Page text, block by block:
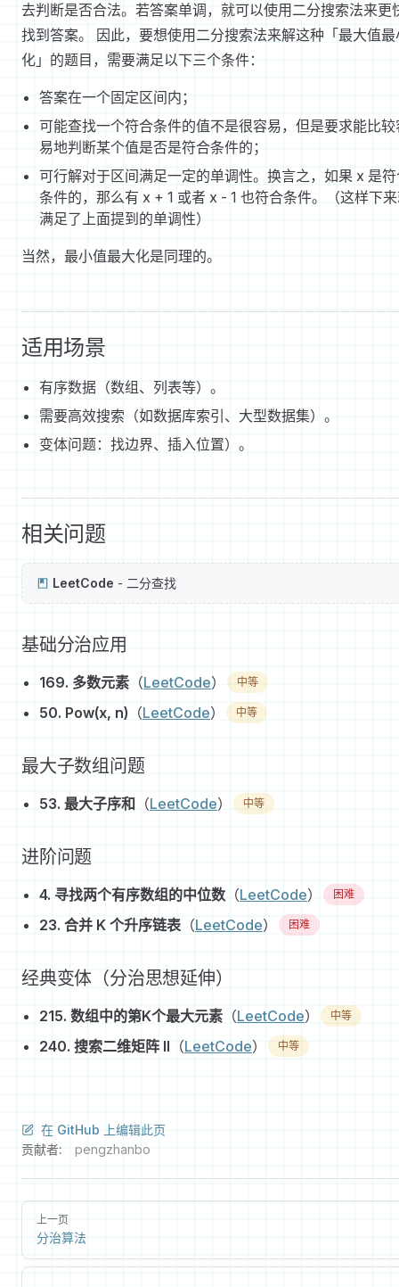
去判断是否合法。若答案单调，就可以使用二分搜索法来更
找到答案。 因此，要想使用二分搜索法来解这种「最大值最
化」的题目，需要满足以下三个条件：
答案在一个固定区间内；
可能查找一个符合条件的值不是很容易，但是要求能比较
易地判断某个值是否是符合条件的；
可行解对于区间满足一定的单调性。换言之，如果 x 是
条件的，那么有 x + 1 或者 x - 1 也符合条件。（这样下
满足了上面提到的单调性）
当然，最小值最大化是同理的。
适用场景
有序数据（数组、列表等）。
需要高效搜索（如数据库索引、大型数据集）。
变体问题：找边界、插入位置）。
相关问题
LeetCode - 二分查找
基础分治应用
169. 多数元素 （LeetCode） 中等
50. Pow(x, n) （LeetCode） 中等
最大子数组问题
53. 最大子序和 （LeetCode） 中等
进阶问题
4. 寻找两个有序数组的中位数 （LeetCode） 困难
23. 合并 K 个升序链表 （LeetCode） 困难
经典变体（分治思想延伸）
215. 数组中的第K个最大元素 （LeetCode） 中等
240. 搜索二维矩阵 II （LeetCode） 中等
在 GitHub 上编辑此页
贡献者:
pengzhanbo
上一页
分治算法